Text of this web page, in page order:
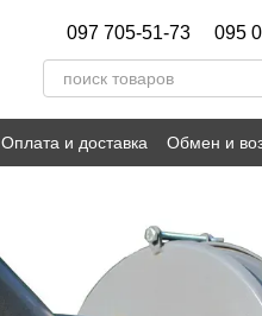
097 705-51-73 095
Оплата и доставка Обмен и